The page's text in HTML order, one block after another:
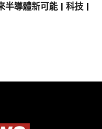
半導體新可能 | 科技 |